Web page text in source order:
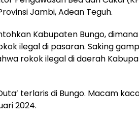
Jambi, Adean Teguh.
Kabupaten Bungo,
ilegal di pasaran. Saking
rokok ilegal di daerah
terlaris di Bungo. Macam
2024.